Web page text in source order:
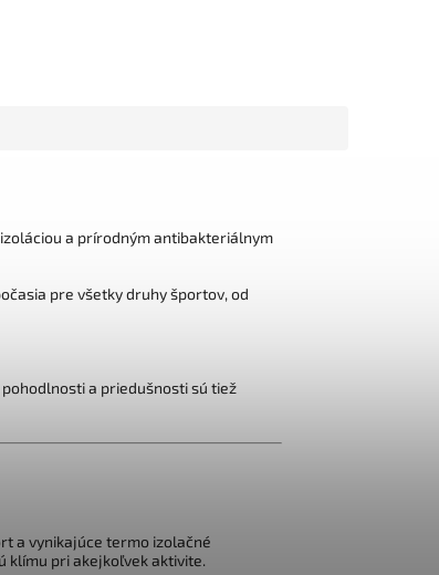
a prírodným antibakteriálnym
pre všetky druhy športov, od
a priedušnosti sú tiež
a vynikajúce termo izolačné
klímu pri akejkoľvek aktivite.